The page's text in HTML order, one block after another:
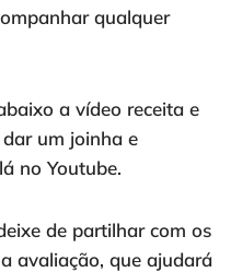
qualquer
a vídeo receita e
um joinha e
no Youtube.
de partilhar com os
avaliação, que ajudará